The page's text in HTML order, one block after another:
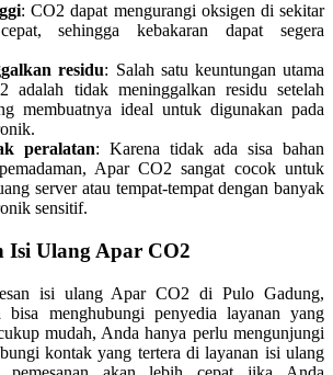
: CO2 dapat mengurangi oksigen di sekitar
sehingga kebakaran dapat segera
residu: Salah satu keuntungan utama
adalah tidak meninggalkan residu setelah
membuatnya ideal untuk digunakan pada
peralatan: Karena tidak ada sisa bahan
Apar CO2 sangat cocok untuk
server atau tempat-tempat dengan banyak
sensitif.
Isi Ulang Apar CO2
isi ulang Apar CO2 di Pulo Gadung,
bisa menghubungi penyedia layanan yang
mudah, Anda hanya perlu mengunjungi
kontak yang tertera di layanan isi ulang